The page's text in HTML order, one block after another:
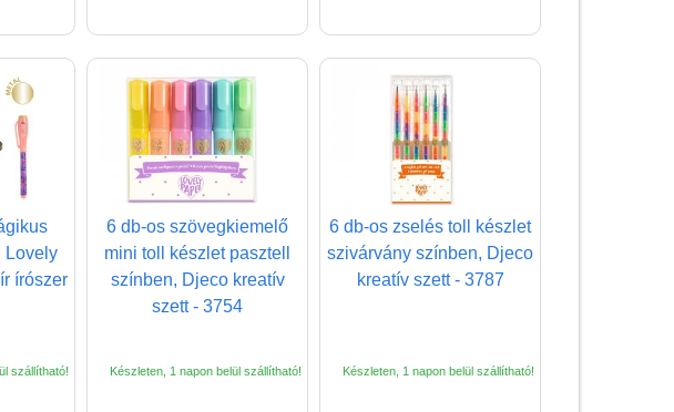
Lovely
írószer
szállítható!
6 db-os szövegkiemelő
mini toll készlet pasztell
színben, Djeco kreatív
szett - 3754
Készleten, 1 napon belül szállítható!
6 db-os zselés toll készlet
szivárvány színben, Djeco
kreatív szett - 3787
Készleten, 1 napon belül szállítható!
Tudományos játék
Úti játékok, Utazó játékok
Ügyességi játékok
CSAK NÁLUNK - Egyedi
játékok